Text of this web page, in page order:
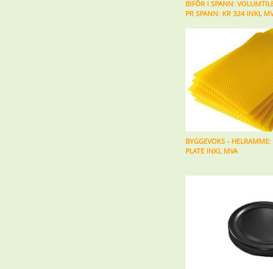
BIFÔR I SPANN:
PR SPANN: KR 324 INKL
BYGGEVOKS -
PLATE INKL MVA